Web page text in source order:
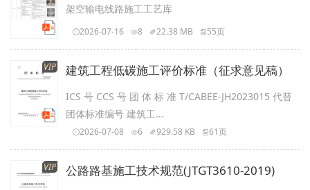
架空输电线路施工工艺库
2026-07-16 8 22.38 MB 55页
VIP 建筑工程低碳施工评价标准（征求意见稿）
ICS 号 CCS 号 团 体 标 准 T/CABEE-JH2023015 代替
团体标准编号 建筑工...
2026-07-08 6 929.58 KB 61页
VIP 公路路基施工技术规范(JTGT3610-2019)